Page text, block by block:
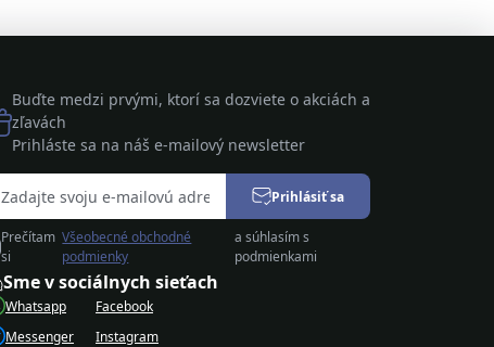
Sme v sociálnych sieťach
Whatsapp
Messenger
Facebook
Instagram
Buďte medzi prvými, ktorí sa dozviete o akciách a
zľavách
Prihláste sa na náš e-mailový newsletter
Prihlásiť sa
Prečítam
si
Všeobecné obchodné
podmienky
a súhlasím s
podmienkami